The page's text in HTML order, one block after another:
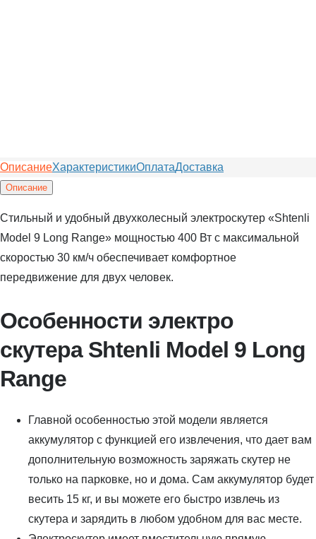
ОписаниеХарактеристикиОплатаДоставка
Описание
Стильный и удобный двухколесный электроскутер «Shtenli
Model 9 Long Range» мощностью 400 Вт с максимальной
скоростью 30 км/ч обеспечивает комфортное
передвижение для двух человек.
Особенности электро
скутера Shtenli Model 9 Long
Range
Главной особенностью этой модели является
аккумулятор с функцией его извлечения, что дает вам
дополнительную возможность заряжать скутер не
только на парковке, но и дома. Сам аккумулятор будет
весить 15 кг, и вы можете его быстро извлечь из
скутера и зарядить в любом удобном для вас месте.